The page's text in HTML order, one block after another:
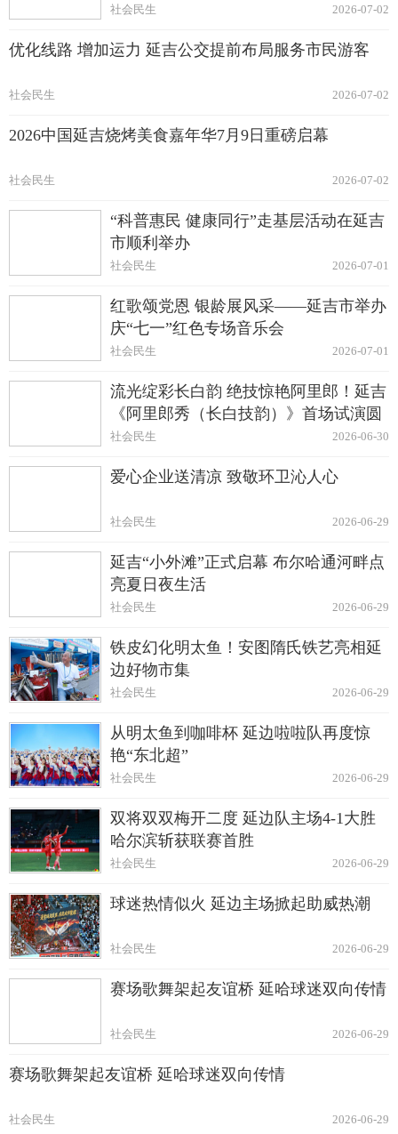
2026-07-02
社会民生
优化线路 增加运力 延吉公交提前布局服务市民游客
2026-07-02
社会民生
2026中国延吉烧烤美食嘉年华7月9日重磅启幕
2026-07-02
社会民生
“科普惠民 健康同行”走基层活动在延吉
市顺利举办
2026-07-01
社会民生
红歌颂党恩 银龄展风采——延吉市举办
庆“七一”红色专场音乐会
2026-07-01
社会民生
流光绽彩长白韵 绝技惊艳阿里郎！延吉
《阿里郎秀（长白技韵）》首场试演圆
满启幕
2026-06-30
社会民生
爱心企业送清凉 致敬环卫沁人心
2026-06-29
社会民生
延吉“小外滩”正式启幕 布尔哈通河畔点
亮夏日夜生活
2026-06-29
社会民生
铁皮幻化明太鱼！安图隋氏铁艺亮相延
边好物市集
2026-06-29
社会民生
从明太鱼到咖啡杯 延边啦啦队再度惊
艳“东北超”
2026-06-29
社会民生
双将双双梅开二度 延边队主场4-1大胜
哈尔滨斩获联赛首胜
2026-06-29
社会民生
球迷热情似火 延边主场掀起助威热潮
2026-06-29
社会民生
赛场歌舞架起友谊桥 延哈球迷双向传情
2026-06-29
社会民生
赛场歌舞架起友谊桥 延哈球迷双向传情
2026-06-29
社会民生